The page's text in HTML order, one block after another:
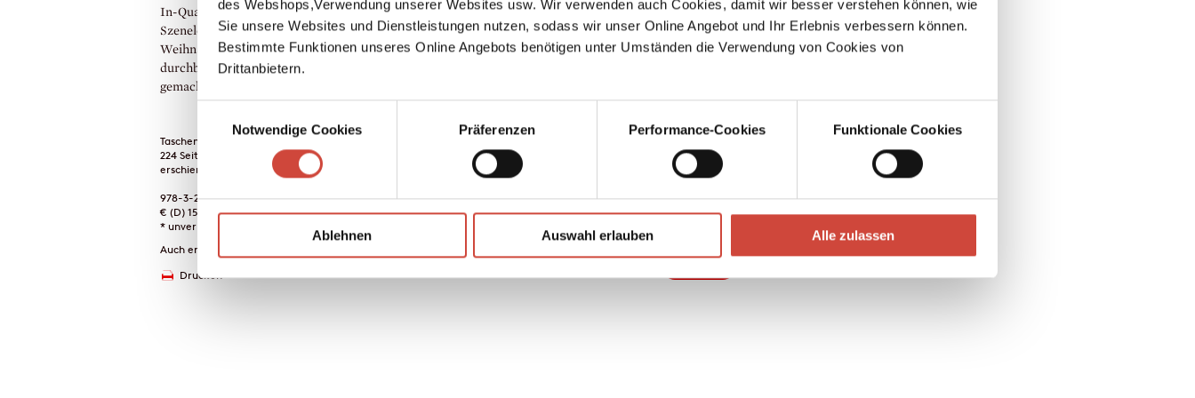
des Webshops,Verwendung unserer Websites usw. Wir verwenden auch Cookies, damit wir besser verstehen können, wie
Sie unsere Websites und Dienstleistungen nutzen, sodass wir unser Online Angebot und Ihr Erlebnis verbessern können.
Bestimmte Funktionen unseres Online Angebots benötigen unter Umständen die Verwendung von Cookies von
Drittanbietern.
Notwendige Cookies
Präferenzen Performance-Cookies Funktionale Cookies
Ablehnen Auswahl erlauben Alle zulassen
Download Bilddatei
In-Quartier, K wie Kult, P wie Personality, S wie
Szenelokal bis W wie Wohnung oder
Weihnachtsrummel – Geri hat sie alle
durchbuchstabiert und sich seine Gedanken dazu
gemacht.
Taschenbuch
224 Seiten
erschienen am 28. Januar 2005
978-3-257-23460-2
€ (D) 15.00 / sFr 20.00* / € (A) 15.50
* unverb. Preisempfehlung
Auch erhältlich als
Drucken